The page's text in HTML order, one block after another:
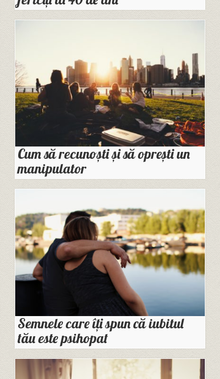
Cum să recunoști și să oprești un
manipulator
Semnele care îți spun că iubitul
tău este psihopat